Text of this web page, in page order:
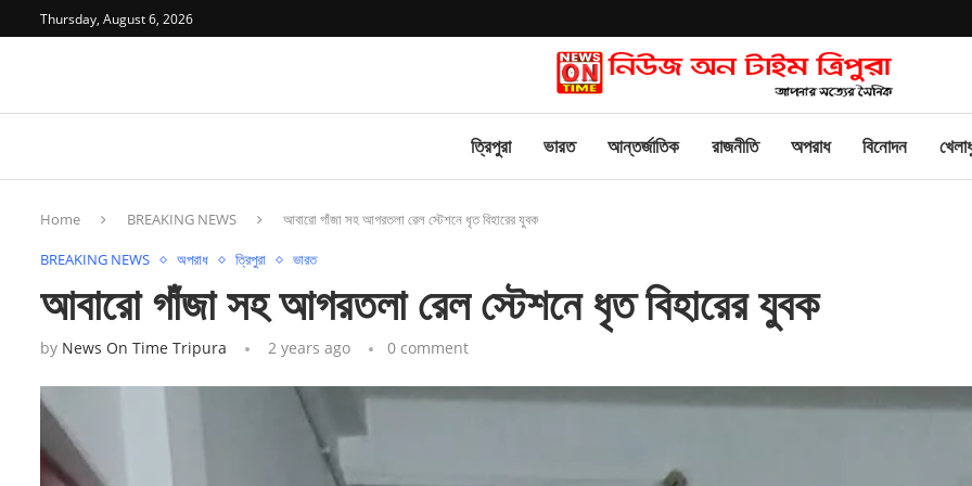
Thursday, August 6, 2026
ত্রিপুরা ভারত আন্তর্জাতিক রাজনীতি অপরাধ বিনোদন
Home BREAKING NEWS আবারো গাঁজা সহ আগরতলা রেল স্টেশনে ধৃত বিহারের যুবক
BREAKING NEWS অপরাধ ত্রিপুরা ভারত
আবারো গাঁজা সহ আগরতলা রেল স্টেশনে ধৃত বিহারের যুবক
by News On Time Tripura 2 years ago 0 comment